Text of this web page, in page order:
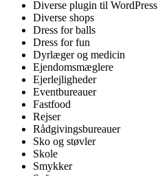
Diverse plugin til WordPress
Diverse shops
Dress for balls
Dress for fun
Dyrlæger og medicin
Ejendomsmæglere
Ejerlejligheder
Eventbureauer
Fastfood
Rejser
Rådgivingsbureauer
Sko og støvler
Skole
Smykker